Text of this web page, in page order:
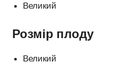
Великий
Розмір плоду
Великий